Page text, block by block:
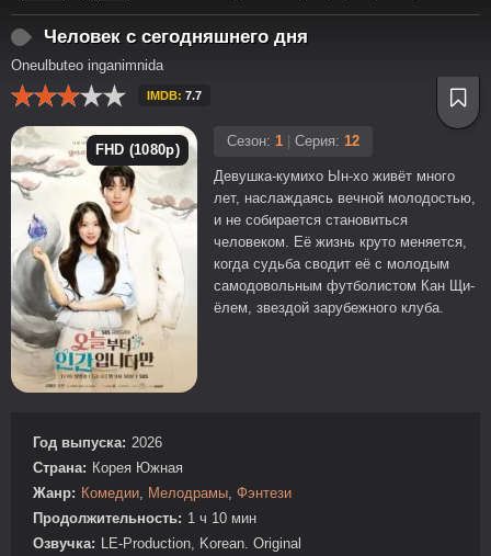
Человек с сегодняшнего дня
Oneulbuteo inganimnida
IMDB: 7.7
FHD (1080p)
Сезон: 1 Серия: 12
Девушка-кумихо Ын-хо живёт много
лет, наслаждаясь вечной молодостью,
и не собирается становиться
человеком. Её жизнь круто меняется,
когда судьба сводит её с молодым
самодовольным футболистом Кан Щи-
ёлем, звездой зарубежного клуба.
Год выпуска: 2026
Страна: Корея Южная
Жанр: Комедии Мелодрамы Фэнтези
Продолжительность: 1 ч 10 мин
Озвучка:
LE-Production, Korean. Original